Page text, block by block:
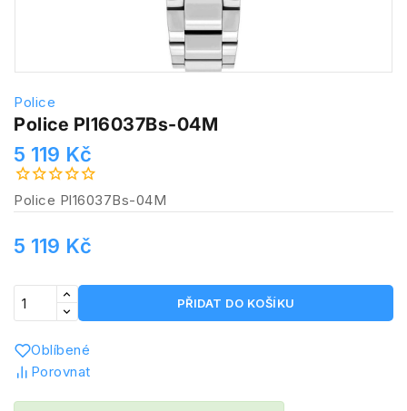
Police
Police Pl16037Bs-04M
5 119 Kč
Police Pl16037Bs-04M
5 119 Kč
PŘIDAT DO KOŠÍKU
Oblíbené
Porovnat